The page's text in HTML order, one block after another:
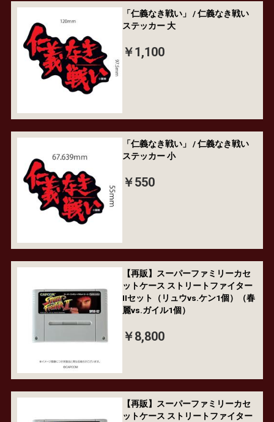
「仁義なき戦い」 / 仁義なき戦い
ステッカー 大
￥1,100
「仁義なき戦い」 / 仁義なき戦い
ステッカー 小
￥550
【再販】スーパーファミリーカセ
ットケース ストリートファイター
IIセット（リュウvs.ケン1個）（春
麗vs.ガイル1個）
￥8,800
【再販】スーパーファミリーカセ
ットケース ストリートファイター